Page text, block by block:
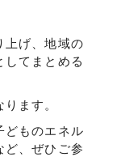
上げ、地域の
してまとめる
ます。
どものエネル
ど、ぜひご参